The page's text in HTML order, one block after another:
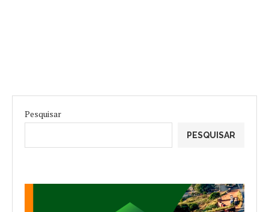
Pesquisar
PESQUISAR